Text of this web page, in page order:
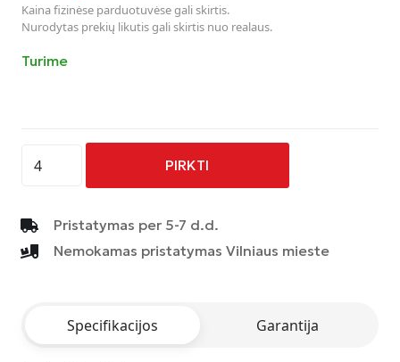
Kaina fizinėse parduotuvėse gali skirtis.
Nurodytas prekių likutis gali skirtis nuo realaus.
Turime
kiekis:
-
AC-
MB4
PIRKTI
Pristatymas per 5-7 d.d.
Nemokamas pristatymas Vilniaus mieste
Specifikacijos Garantija